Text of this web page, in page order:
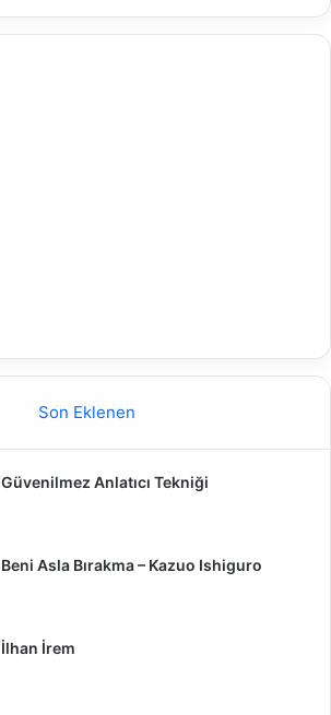
Son Eklenen
Güvenilmez Anlatıcı Tekniği
Beni Asla Bırakma – Kazuo Ishiguro
İlhan İrem